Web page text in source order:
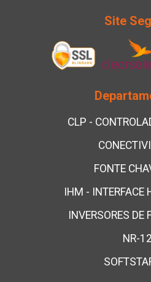
Site
CLP -
FONTE
IHM - INTERFACE
INVERSORES DE
NR-12